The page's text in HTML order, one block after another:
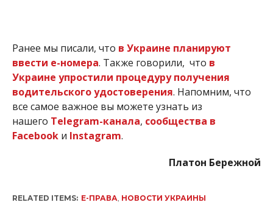
Ранее мы писали, что в Украине планируют
ввести е-номера. Также говорили, что в
Украине упростили процедуру получения
водительского удостоверения. Напомним, что
все самое важное вы можете узнать из
нашего Telegram-канала, сообщества в
Facebookи Instagram.
Платон Бережной
RELATED ITEMS: Е-ПРАВА НОВОСТИ УКРАИНЫ